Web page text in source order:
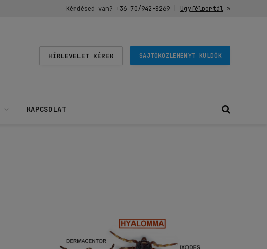
Kérdésed van? +36 70/942-8269| Ügyfélportál»
HÍRLEVELET KÉREK SAJTÓKÖZLEMÉNYT KÜLDÖK
KAPCSOLAT